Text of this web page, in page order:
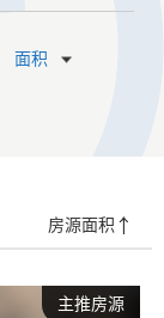
面积
房源面积
主推房源